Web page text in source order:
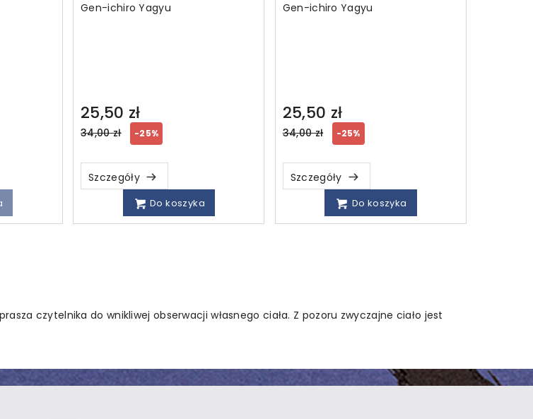
Gen-ichiro Yagyu
25,50 zł
Regular
34,00 zł -25%
Szczegóły
Do koszyka
Gen-ichiro Yagyu
25,50 zł
Regular
34,00 zł -25%
Szczegóły
Do koszyka
czytelnika do wnikliwej obserwacji własnego ciała. Z pozoru zwyczajne ciało jest